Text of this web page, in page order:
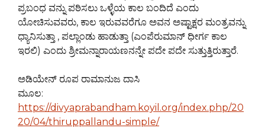
ಪ್ರಬಂಧ ವನ್ನು ಪಠಿಸಲು ಒಳ್ಳೆಯ ಕಾಲ ಬಂದಿದೆ ಎಂದು
ಯೋಚಿಸುವವರು, ಕಾಲ ಇರುವವರೆಗೂ ಅವನ ಅಷ್ಟಾಕ್ಷರ ಮಂತ್ರವನ್ನು
ಧ್ಯಾನಿಸುತ್ತಾ , ಪಲ್ಲಾಂಡು ಹಾಡುತ್ತಾ (ಎಂಪೆರುಮಾನ್ ಧೀರ್ಗ ಕಾಲ
ಇರಲಿ) ಎಂದು ಶ್ರೀಮನ್ನಾರಾಯಣನನ್ನೇ ಪದೇ ಪದೇ ಸುತ್ತುತ್ತಿರುತ್ತಾರೆ.
ಅಡಿಯೇನ್ ರೂಪ ರಾಮಾನುಜ ದಾಸಿ
ಮೂಲ:
https://divyaprabandham.koyil.org/index.php/20
20/04/thiruppallandu-simple/